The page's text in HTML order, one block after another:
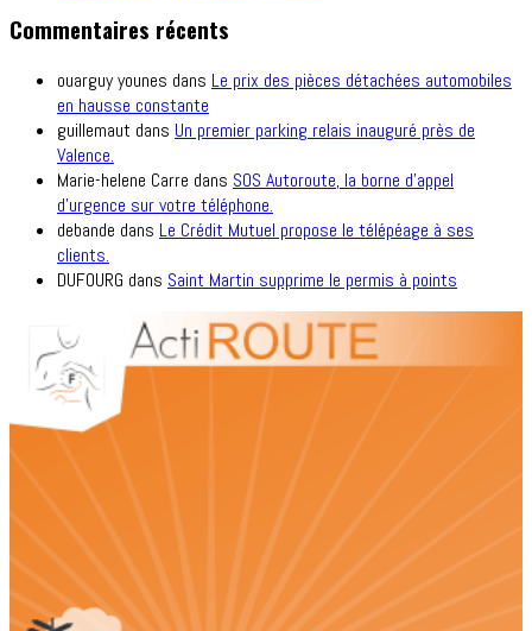
Commentaires récents
ouarguy younes dans Le prix des pièces détachées automobiles
en hausse constante
guillemaut dans Un premier parking relais inauguré près de
Valence.
Marie-helene Carre dans SOS Autoroute, la borne d’appel
d’urgence sur votre téléphone.
debande dans Le Crédit Mutuel propose le télépéage à ses
clients.
DUFOURG dans Saint Martin supprime le permis à points